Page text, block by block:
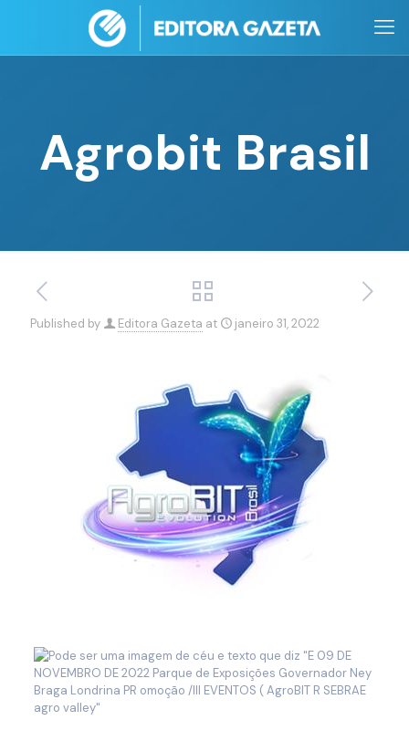
Agrobit Brasil
Published by Editora Gazeta at janeiro 31, 2022